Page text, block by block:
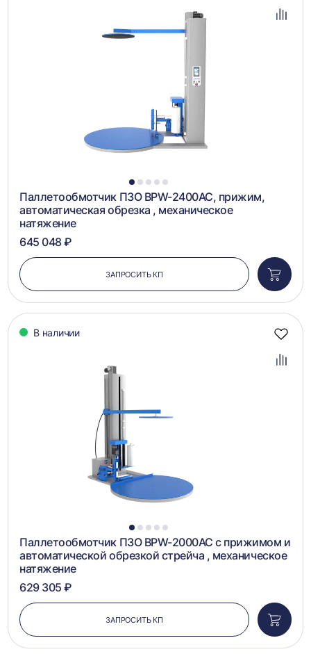
1 2 3 4 5
Паллетообмотчик ПЗО BPW-2400AC, прижим,
автоматическая обрезка , механическое
натяжение
645 048 ₽
ЗАПРОСИТЬ КП
в
В наличии
1 2 3 4 5
Паллетообмотчик ПЗО BPW-2000AC с прижимом и
автоматической обрезкой стрейча , механическое
натяжение
629 305 ₽
ЗАПРОСИТЬ КП
в